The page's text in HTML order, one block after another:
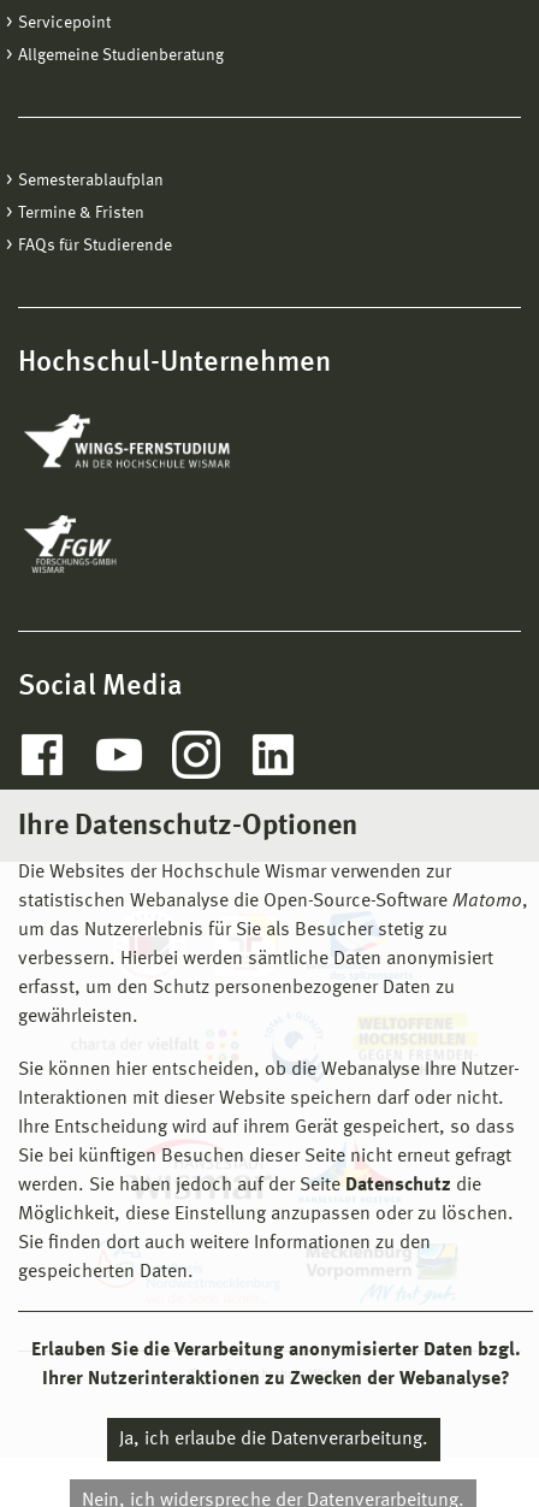
Ihre Datenschutz-Optionen
Die Websites der Hochschule Wismar verwenden zur
statistischen Webanalyse die Open-Source-Software Matomo,
um das Nutzererlebnis für Sie als Besucher stetig zu
verbessern. Hierbei werden sämtliche Daten anonymisiert
erfasst, um den Schutz personenbezogener Daten zu
gewährleisten.
Sie können hier entscheiden, ob die Webanalyse Ihre Nutzer-
Interaktionen mit dieser Website speichern darf oder nicht.
Ihre Entscheidung wird auf ihrem Gerät gespeichert, so dass
Sie bei künftigen Besuchen dieser Seite nicht erneut gefragt
werden. Sie haben jedoch auf der Seite Datenschutz die
Möglichkeit, diese Einstellung anzupassen oder zu löschen.
Sie finden dort auch weitere Informationen zu den
gespeicherten Daten.
Erlauben Sie die Verarbeitung anonymisierter Daten bzgl.
Ihrer Nutzerinteraktionen zu Zwecken der Webanalyse?
Ja, ich erlaube die Datenverarbeitung.
Nein, ich widerspreche der Datenverarbeitung.
Servicepoint
Allgemeine Studienberatung
Semesterablaufplan
Termine & Fristen
FAQs für Studierende
Hochschul-Unternehmen
Social Media
© 2026 Hochschule Wismar